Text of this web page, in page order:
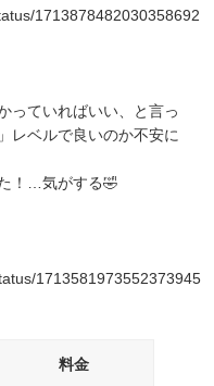
1713878482030358692
っていればいい、と言っ
レベルで良いのか不安に
！…気がする🤣
1713581973552373945
料金